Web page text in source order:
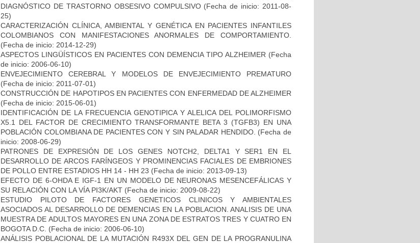
DIAGNÓSTICO DE TRASTORNO OBSESIVO COMPULSIVO(Fecha de inicio: 2011-08-
25)
CARACTERIZACIÓN CLÍNICA, AMBIENTAL Y GENÉTICA EN PACIENTES INFANTILES
COLOMBIANOS CON MANIFESTACIONES ANORMALES DE COMPORTAMIENTO.
(Fecha de inicio: 2014-12-29)
ASPECTOS LINGÜÍSTICOS EN PACIENTES CON DEMENCIA TIPO ALZHEIMER (Fecha
de inicio: 2006-06-10)
ENVEJECIMIENTO CEREBRAL Y MODELOS DE ENVEJECIMIENTO PREMATURO
(Fecha de inicio: 2011-07-01)
CONSTRUCCIÓN DE HAPOTIPOS EN PACIENTES CON ENFERMEDAD DE ALZHEIMER
(Fecha de inicio: 2015-06-01)
IDENTIFICACIÓN DE LA FRECUENCIA GENOTIPICA Y ALELICA DEL POLIMORFISMO
X5.1 DEL FACTOR DE CRECIMIENTO TRANSFORMANTE BETA 3 (TGFB3) EN UNA
POBLACIÓN COLOMBIANA DE PACIENTES CON Y SIN PALADAR HENDIDO. (Fecha de
inicio: 2008-06-29)
PATRONES DE EXPRESIÓN DE LOS GENES NOTCH2, DELTA1 Y SER1 EN EL
DESARROLLO DE ARCOS FARÍNGEOS Y PROMINENCIAS FACIALES DE EMBRIONES
DE POLLO ENTRE ESTADIOS HH 14 - HH 23 (Fecha de inicio: 2013-09-13)
EFECTO DE 6-OHDA E IGF-1 EN UN MODELO DE NEURONAS MESENCEFÁLICAS Y
SU RELACIÓN CON LA VÍA PI3K/AKT (Fecha de inicio: 2009-08-22)
ESTUDIO PILOTO DE FACTORES GENETICOS CLINICOS Y AMBIENTALES
ASOCIADOS AL DESARROLLO DE DEMENCIAS EN LA POBLACION. ANALISIS DE UNA
MUESTRA DE ADULTOS MAYORES EN UNA ZONA DE ESTRATOS TRES Y CUATRO EN
BOGOTA D.C. (Fecha de inicio: 2006-06-10)
ANÁLISIS POBLACIONAL DE LA MUTACIÓN R493X DEL GEN DE LA PROGRANULINA